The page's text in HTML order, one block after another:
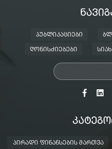
ᲞᲣᲑᲚᲘᲙᲐᲪᲘᲔᲑᲘ
ᲦᲝᲜᲘᲡᲫᲘᲔᲑᲔᲑᲘ
ᲞᲘᲠᲐᲓᲘ ᲤᲘᲜᲐᲜᲡᲔᲑᲘᲡ ᲛᲐᲠᲗᲕᲐ